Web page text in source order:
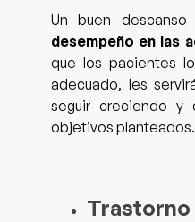
Un buen
desempeño en las
que los pacientes
adecuado, les
seguir creciendo y
objetivos planteados.